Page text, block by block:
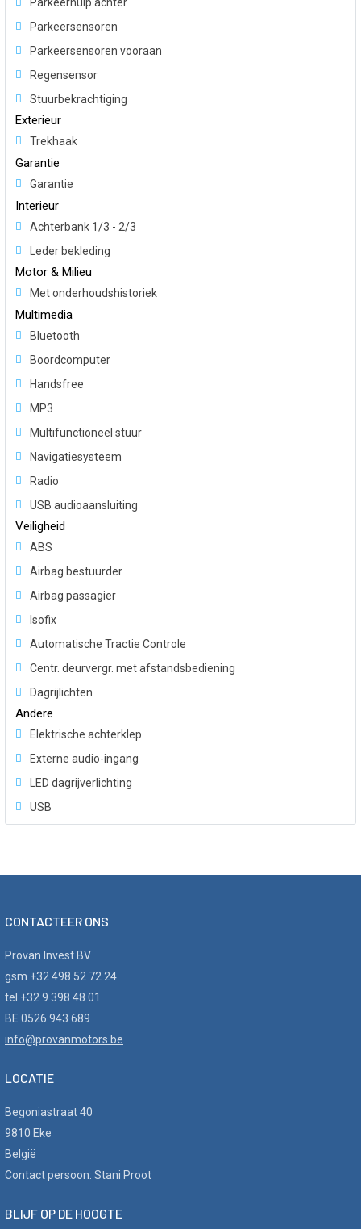
Parkeerhulp achter
Parkeersensoren
Parkeersensoren vooraan
Regensensor
Stuurbekrachtiging
Exterieur
Trekhaak
Garantie
Garantie
Interieur
Achterbank 1/3 - 2/3
Leder bekleding
Motor & Milieu
Met onderhoudshistoriek
Multimedia
Bluetooth
Boordcomputer
Handsfree
MP3
Multifunctioneel stuur
Navigatiesysteem
Radio
USB audioaansluiting
Veiligheid
ABS
Airbag bestuurder
Airbag passagier
Isofix
Automatische Tractie Controle
Centr. deurvergr. met afstandsbediening
Dagrijlichten
Andere
Elektrische achterklep
Externe audio-ingang
LED dagrijverlichting
USB
CONTACTEER ONS
Provan Invest BV
gsm +32 498 52 72 24
tel +32 9 398 48 01
BE 0526 943 689
info@provanmotors.be
LOCATIE
Begoniastraat 40
9810 Eke
België
Contact persoon: Stani Proot
BLIJF OP DE HOOGTE